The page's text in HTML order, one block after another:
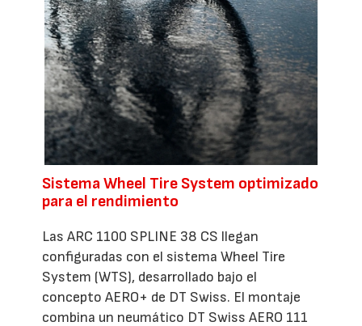
Sistema Wheel Tire System optimizado
para el rendimiento
Las ARC 1100 SPLINE 38 CS llegan
configuradas con el sistema Wheel Tire
System (WTS), desarrollado bajo el
concepto AERO+ de DT Swiss. El montaje
combina un neumático DT Swiss AERO 111